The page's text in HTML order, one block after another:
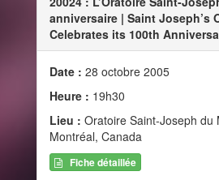
anniversaire | Saint Joseph’s
Celebrates its 100th
Date : 28 octobre 2005
Heure : 19h30
Lieu : Oratoire Saint-Joseph du
Montréal, Canada
Fiche détaillée